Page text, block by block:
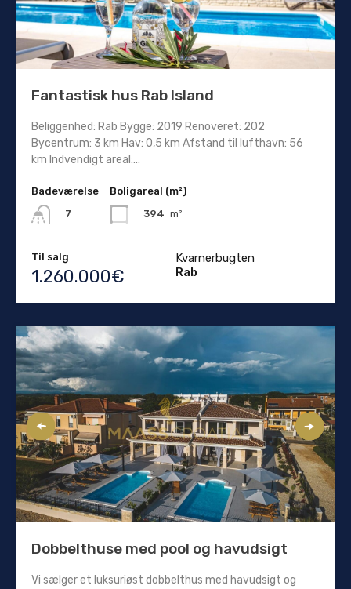
Fantastisk hus Rab Island
Beliggenhed: Rab Bygge: 2019 Renoveret: 202
Bycentrum: 3 km Hav: 0,5 km Afstand til lufthavn: 56
km Indvendigt areal:...
Badeværelse
7
Boligareal (m²)
394 m²
Til salg
1.260.000€
Kvarnerbugten
Rab
Dobbelthuse med pool og havudsigt
Vi sælger et luksuriøst dobbelthus med havudsigt og